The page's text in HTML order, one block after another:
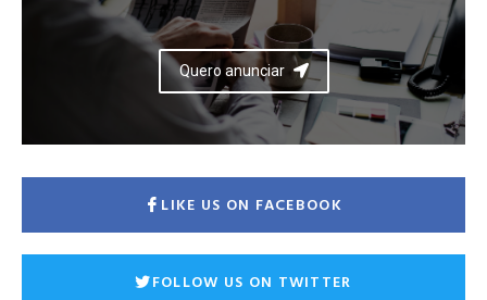
Quero anunciar
LIKE US ON FACEBOOK
FOLLOW US ON TWITTER